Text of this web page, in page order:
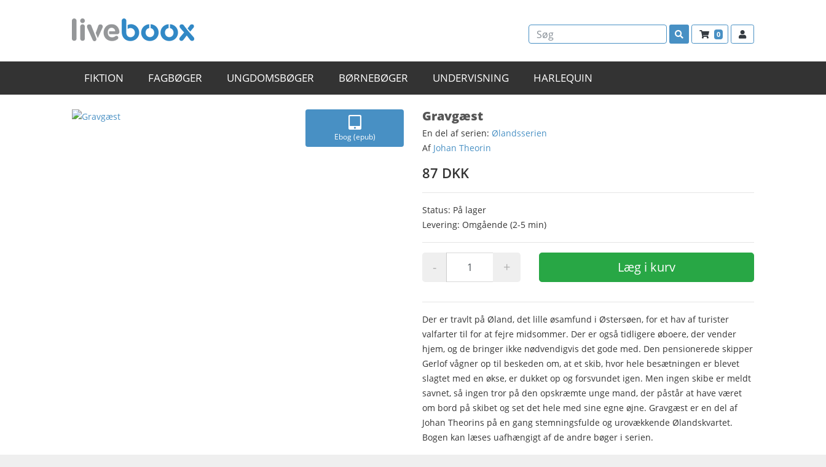
0
FIKTION FAGBØGER UNGDOMSBØGER BØRNEBØGER UNDERVISNING HARLEQUIN
Ebog (epub)
Gravgæst
En del af serien: Ølandsserien
Af Johan Theorin
87 DKK
Status: På lager
Levering: Omgående (2-5 min)
- + Læg i kurv
Der er travlt på Øland, det lille øsamfund i Østersøen, for et hav af turister
valfarter til for at fejre midsommer. Der er også tidligere øboere, der vender
hjem, og de bringer ikke nødvendigvis det gode med. Den pensionerede skipper
Gerlof vågner op til beskeden om, at et skib, hvor hele besætningen er blevet
slagtet med en økse, er dukket op og forsvundet igen. Men ingen skibe er meldt
savnet, så ingen tror på den opskræmte unge mand, der påstår at have været
om bord på skibet og set det hele med sine egne øjne. Gravgæst er en del af
Johan Theorins på en gang stemningsfulde og urovækkende Ølandskvartet.
Bogen kan læses uafhængigt af de andre bøger i serien.